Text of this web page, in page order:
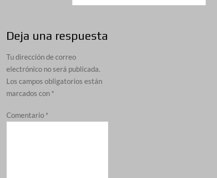
Deja una respuesta
Tu dirección de correo
electrónico no será publicada.
Los campos obligatorios están
marcados con *
Comentario *